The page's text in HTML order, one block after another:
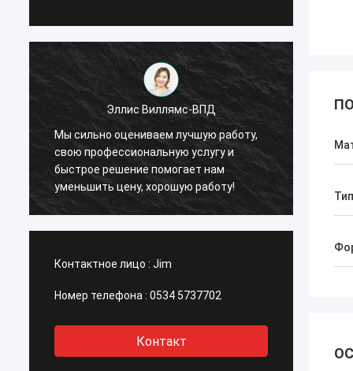
Эллис Виллямс-ВПД
Мы сильно оцениваем лучшую работу,
свою профессиональную услугу и
быстрое решение помогает нам
уменьшить цену, хорошую работу!
свою
Контактное лицо : Jim
Номер телефона : 0534 5737702
Контакт
Тип